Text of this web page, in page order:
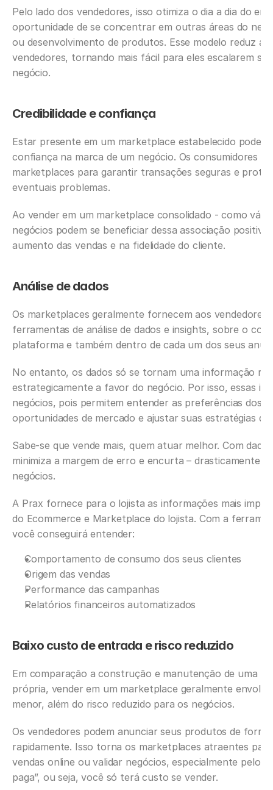
Pelo lado dos vendedores, isso otimiza o dia a dia do
oportunidade de se concentrar em outras áreas do
ou desenvolvimento de produtos. Esse modelo reduz a
vendedores, tornando mais fácil para eles escalarem
negócio.
Credibilidade e confiança
Estar presente em um marketplace estabelecido pode
confiança na marca de um negócio. Os consumidores
marketplaces para garantir transações seguras e
eventuais problemas.
Ao vender em um marketplace consolidado - como
negócios podem se beneficiar dessa associação
aumento das vendas e na fidelidade do cliente.‍
Análise de dados
Os marketplaces geralmente fornecem aos vendedores,
ferramentas de análise de dados e insights, sobre o
plataforma e também dentro de cada um dos seus
No entanto, os dados só se tornam uma informação
estrategicamente a favor do negócio. Por isso, essas
negócios, pois permitem entender as preferências dos
oportunidades de mercado e ajustar suas estratégias
Sabe-se que vende mais, quem atuar melhor. Com
minimiza a margem de erro e encurta – drasticamente
negócios.‍
A Prax fornece para o lojista as informações mais
do Ecommerce e Marketplace do lojista. Com a
você conseguirá entender:‍
Comportamento de consumo dos seus clientes
Origem das vendas
Performance das campanhas
Relatórios financeiros automatizados
Baixo custo de entrada e risco reduzido
Em comparação a construção e manutenção de uma
própria, vender em um marketplace geralmente
menor, além do risco reduzido para os negócios.‍
Os vendedores podem anunciar seus produtos de
rapidamente. Isso torna os marketplaces atraentes
vendas online ou validar negócios, especialmente pelo
paga”, ou seja, você só terá custo se vender.‍